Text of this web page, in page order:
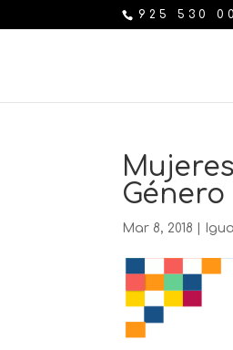
925 530
Género
Mar 8, 2018